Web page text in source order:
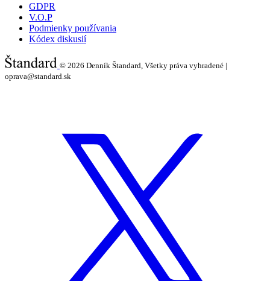
GDPR
V.O.P
Podmienky používania
Kódex diskusií
© 2026 Denník Štandard, Všetky práva vyhradené |
oprava@standard.sk